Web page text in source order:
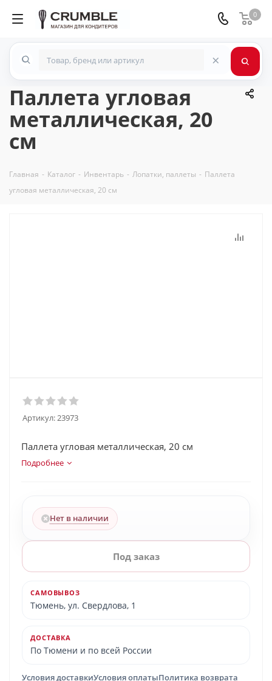
0
×
Паллета угловая
металлическая, 20
см
Главная - Каталог - Инвентарь - Лопатки, паллеты - Паллета
угловая металлическая, 20 см
Артикул:23973
Паллета угловая металлическая, 20 см
Подробнее
Нет в наличии
Под заказ
САМОВЫВОЗ
Тюмень, ул. Свердлова, 1
ДОСТАВКА
По Тюмени и по всей России
Условия доставкиУсловия оплатыПолитика возврата